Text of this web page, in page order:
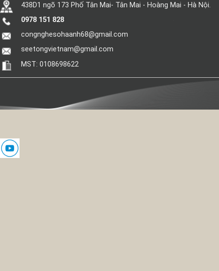
438D1 ngõ 173 Phố Tân Mai- Tân Mai - Hoàng Mai - Hà Nội.
0978 151 828
congnghesohaanh68@gmail.com
seetongvietnam@gmail.com
MST: 0108698622